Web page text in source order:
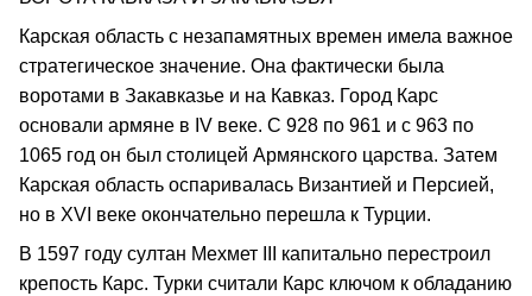
Карская область с незапамятных времен имела важное
стратегическое значение. Она фактически была
воротами в Закавказье и на Кавказ. Город Карс
основали армяне в IV веке. С 928 по 961 и с 963 по
1065 год он был столицей Армянского царства. Затем
Карская область оспаривалась Византией и Персией,
но в XVI веке окончательно перешла к Турции.
В 1597 году султан Мехмет III капитально перестроил
крепость Карс. Турки считали Карс ключом к обладанию